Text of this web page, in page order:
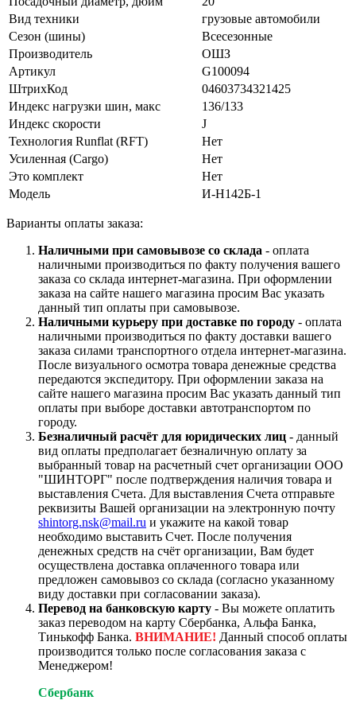
Вид техники
грузовые автомобили
Сезон (шины)
Всесезонные
Производитель
ОШЗ
Артикул
G100094
ШтрихКод
04603734321425
Индекс нагрузки шин, макс
136/133
Индекс скорости
J
Технология Runflat (RFT)
Нет
Усиленная (Cargo)
Нет
Это комплект
Нет
Модель
И-Н142Б-1
Варианты оплаты заказа:
Наличными при самовывозе со склада - оплата
наличными производиться по факту получения вашего
заказа со склада интернет-магазина. При оформлении
заказа на сайте нашего магазина просим Вас указать
данный тип оплаты при самовывозе.
Наличными курьеру при доставке по городу - оплата
наличными производиться по факту доставки вашего
заказа силами транспортного отдела интернет-магазина.
После визуального осмотра товара денежные средства
передаются экспедитору. При оформлении заказа на
сайте нашего магазина просим Вас указать данный тип
оплаты при выборе доставки автотранспортом по
городу.
Безналичный расчёт для юридических лиц - данный
вид оплаты предполагает безналичную оплату за
выбранный товар на расчетный счет организации ООО
"ШИНТОРГ" после подтверждения наличия товара и
выставления Счета. Для выставления Счета отправьте
реквизиты Вашей организации на электронную почту
shintorg.nsk@mail.ru и укажите на какой товар
необходимо выставить Счет. После получения
денежных средств на счёт организации, Вам будет
осуществлена доставка оплаченного товара или
предложен самовывоз со склада (согласно указанному
виду доставки при согласовании заказа).
Перевод на банковскую карту - Вы можете оплатить
заказ переводом на карту Сбербанка, Альфа Банка,
Тинькофф Банка. ВНИМАНИЕ! Данный способ оплаты
производится только после согласования заказа с
Менеджером!
Сбербанк